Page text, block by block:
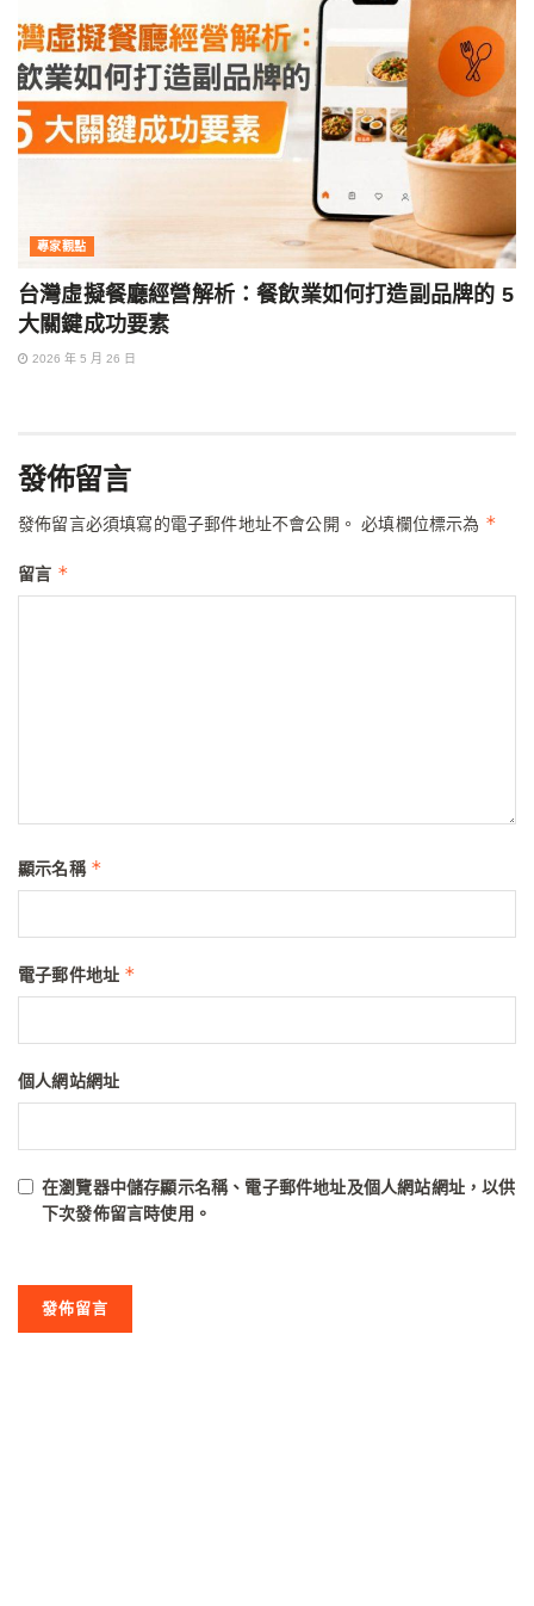
專家觀點
台灣虛擬餐廳經營解析：餐飲業如何打造副品牌的 5
大關鍵成功要素
2026 年 5 月 26 日
發佈留言
發佈留言必須填寫的電子郵件地址不會公開。 必填欄位標示為 *
留言 *
顯示名稱 *
電子郵件地址 *
個人網站網址
在瀏覽器中儲存顯示名稱、電子郵件地址及個人網站網址，以供
下次發佈留言時使用。